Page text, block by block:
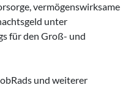
vermögenswirksame
unter
für den Groß- und
und weiterer